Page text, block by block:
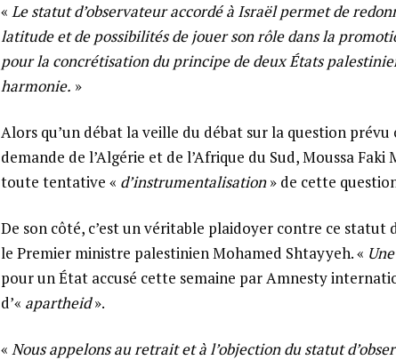
« Le statut d’observateur accordé à Israël permet de
latitude et de possibilités de jouer son rôle dans la
pour la concrétisation du principe de deux États
harmonie. »
Alors qu’un débat la veille du débat sur la question prévu
demande de l’Algérie et de l’Afrique du Sud, Moussa
toute tentative « d’instrumentalisation» de cette
De son côté, c’est un véritable plaidoyer contre ce statut
le Premier ministre palestinien Mohamed Shtayyeh. «
pour un État accusé cette semaine par Amnesty
d’« apartheid».
« Nous appelons au retrait et à l’objection du statut